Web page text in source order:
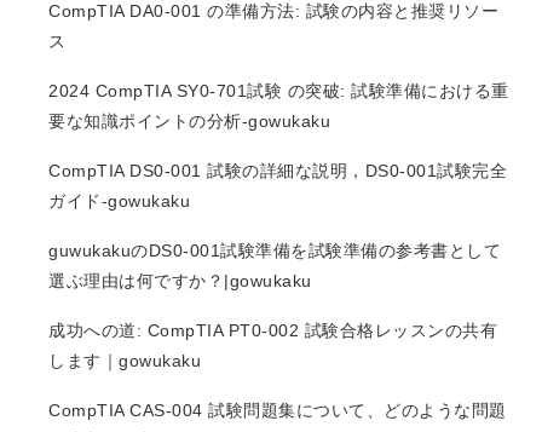
CompTIA DA0-001 の準備方法: 試験の内容と推奨リソー
ス
2024 CompTIA SY0-701試験 の突破: 試験準備における重
要な知識ポイントの分析-gowukaku
CompTIA DS0-001 試験の詳細な説明，DS0-001試験完全
ガイド-gowukaku
guwukakuのDS0-001試験準備を試験準備の参考書として
選ぶ理由は何ですか？|gowukaku
成功への道: CompTIA PT0-002 試験合格レッスンの共有
します｜gowukaku
CompTIA CAS-004 試験問題集について、どのような問題